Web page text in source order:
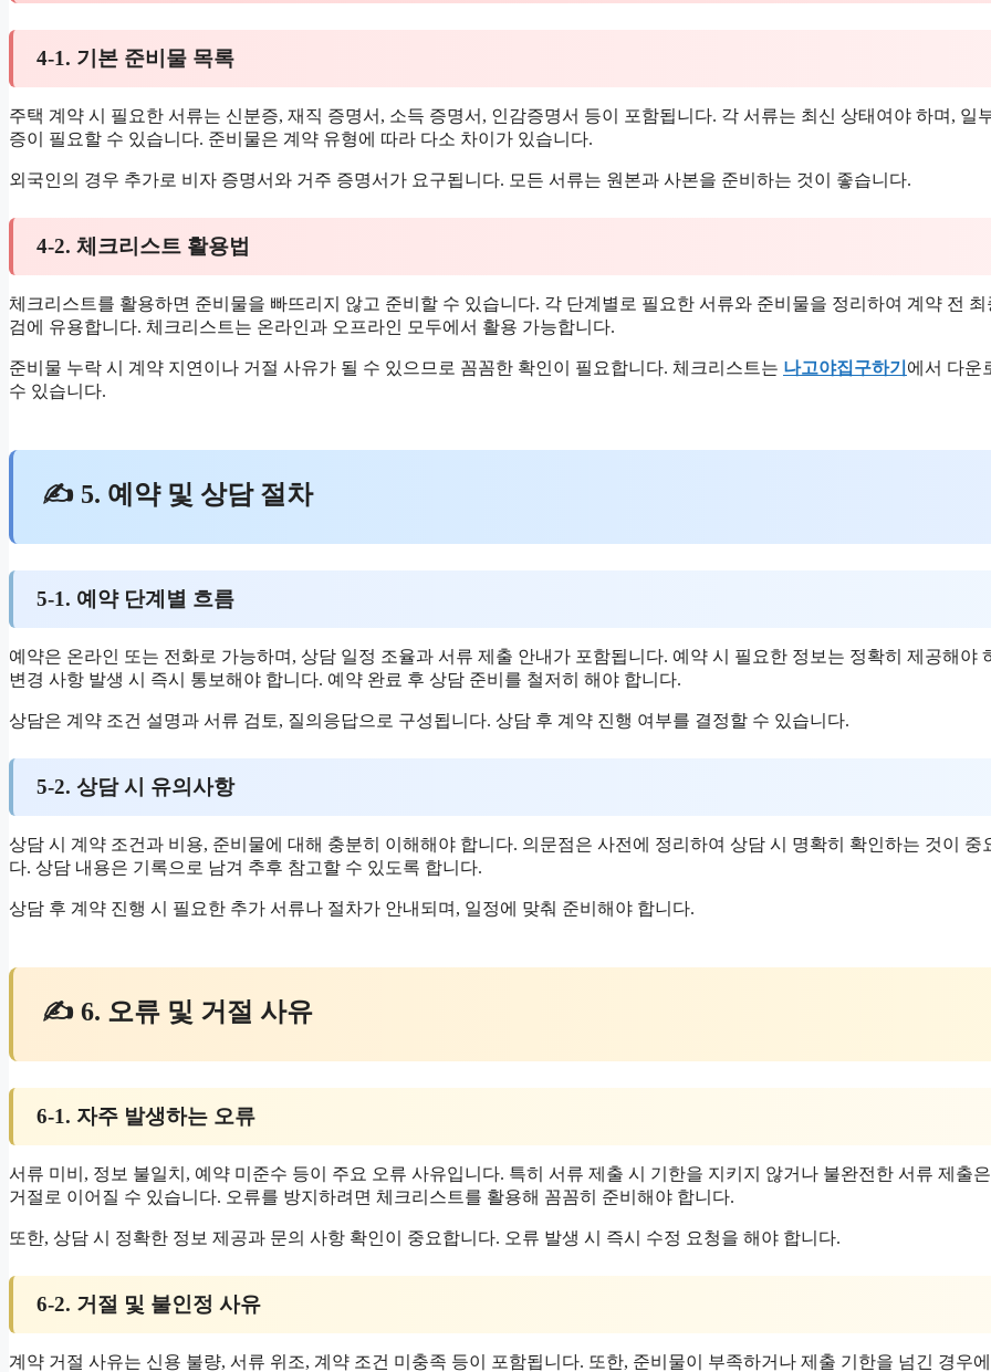
4-1. 기본 준비물 목록
주택 계약 시 필요한 서류는 신분증, 재직 증명서, 소득 증명서, 인감증명서 등이 포함됩니다. 각 서류는 최신 상태여야 하며, 일
증이 필요할 수 있습니다. 준비물은 계약 유형에 따라 다소 차이가 있습니다.
외국인의 경우 추가로 비자 증명서와 거주 증명서가 요구됩니다. 모든 서류는 원본과 사본을 준비하는 것이 좋습니다.
4-2. 체크리스트 활용법
체크리스트를 활용하면 준비물을 빠뜨리지 않고 준비할 수 있습니다. 각 단계별로 필요한 서류와 준비물을 정리하여 계약 전 최
검에 유용합니다. 체크리스트는 온라인과 오프라인 모두에서 활용 가능합니다.
준비물 누락 시 계약 지연이나 거절 사유가 될 수 있으므로 꼼꼼한 확인이 필요합니다. 체크리스트는 나고야집구하기 에서 다운
수 있습니다.
✍ 5. 예약 및 상담 절차
5-1. 예약 단계별 흐름
예약은 온라인 또는 전화로 가능하며, 상담 일정 조율과 서류 제출 안내가 포함됩니다. 예약 시 필요한 정보는 정확히 제공해야
변경 사항 발생 시 즉시 통보해야 합니다. 예약 완료 후 상담 준비를 철저히 해야 합니다.
상담은 계약 조건 설명과 서류 검토, 질의응답으로 구성됩니다. 상담 후 계약 진행 여부를 결정할 수 있습니다.
5-2. 상담 시 유의사항
상담 시 계약 조건과 비용, 준비물에 대해 충분히 이해해야 합니다. 의문점은 사전에 정리하여 상담 시 명확히 확인하는 것이 중
다. 상담 내용은 기록으로 남겨 추후 참고할 수 있도록 합니다.
상담 후 계약 진행 시 필요한 추가 서류나 절차가 안내되며, 일정에 맞춰 준비해야 합니다.
✍ 6. 오류 및 거절 사유
6-1. 자주 발생하는 오류
서류 미비, 정보 불일치, 예약 미준수 등이 주요 오류 사유입니다. 특히 서류 제출 시 기한을 지키지 않거나 불완전한 서류 제출
거절로 이어질 수 있습니다. 오류를 방지하려면 체크리스트를 활용해 꼼꼼히 준비해야 합니다.
또한, 상담 시 정확한 정보 제공과 문의 사항 확인이 중요합니다. 오류 발생 시 즉시 수정 요청을 해야 합니다.
6-2. 거절 및 불인정 사유
계약 거절 사유는 신용 불량, 서류 위조, 계약 조건 미충족 등이 포함됩니다. 또한, 준비물이 부족하거나 제출 기한을 넘긴 경우